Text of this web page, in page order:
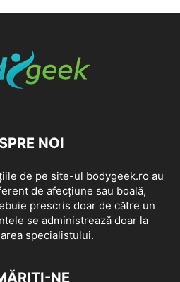
NOI
de pe site-ul bodygeek.ro au
de afecțiune sau boală,
prescris doar de către un
se administrează doar la
specialistului.
NE